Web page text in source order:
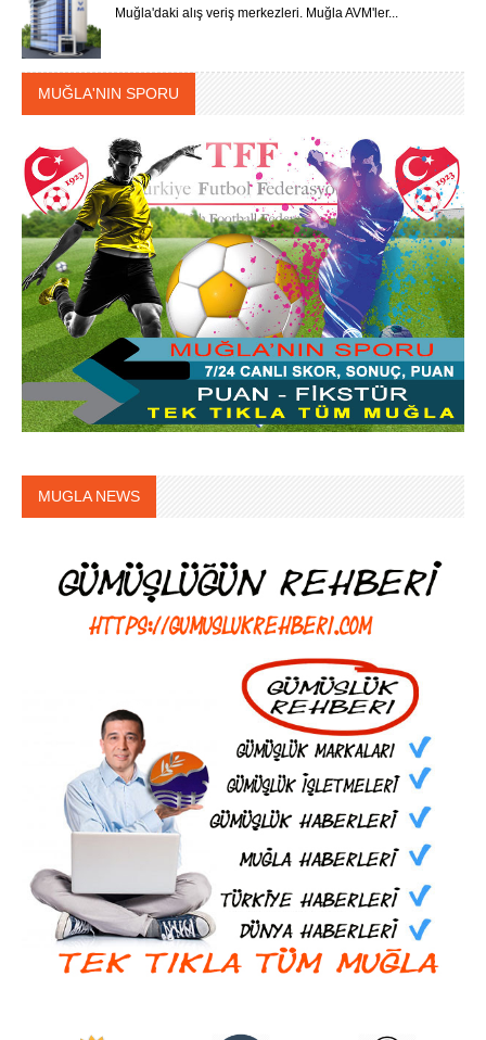
Muğla'daki alış veriş merkezleri. Muğla AVM'ler...
MUĞLA'NIN SPORU
MUGLA NEWS